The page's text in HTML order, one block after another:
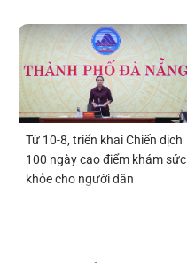
Từ 10-8, triển khai Chiến dịch
100 ngày cao điểm khám sức
khỏe cho người dân